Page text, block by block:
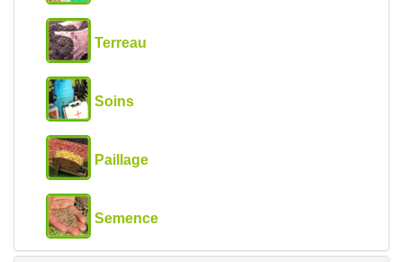
Terreau
Soins
Paillage
Semence